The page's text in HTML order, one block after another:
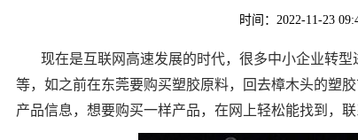
时间：2022-11-23
现在是互联网高速发展的时代，很多中小企业转
等，如之前在东莞要购买塑胶原料，回去樟木头的塑
产品信息，想要购买一样产品，在网上轻松能找到，